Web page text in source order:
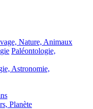
Nature, Animaux
Paléontologie,
Astronomie,
Planète